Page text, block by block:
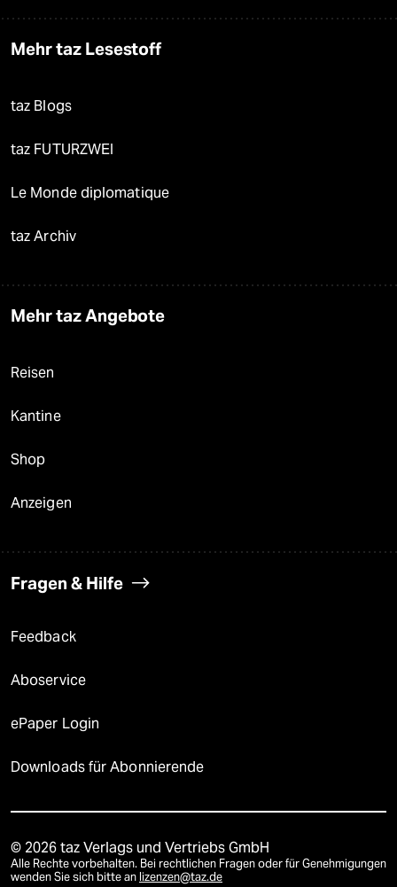
Mehr taz Lesestoff
taz Blogs
taz FUTURZWEI
Le Monde diplomatique
taz Archiv
Mehr taz Angebote
Reisen
Kantine
Shop
Anzeigen
Fragen & Hilfe
Feedback
Aboservice
ePaper Login
Downloads für Abonnierende
© 2026 taz Verlags und Vertriebs GmbH
Alle Rechte vorbehalten. Bei rechtlichen Fragen oder für Genehmigungen
wenden Sie sich bitte an lizenzen@taz.de